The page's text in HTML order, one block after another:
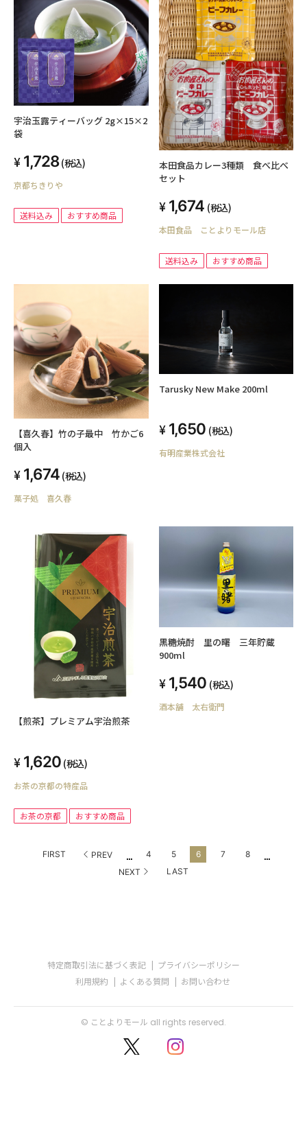
宇治玉露ティーバッグ 2g×15×2
袋
1,728 (税込)
京都ちきりや
送料込み おすすめ商品
本田食品カレー3種類 食べ比べ
セット
1,674 (税込)
本田食品 ことよりモール店
送料込み おすすめ商品
【喜久春】竹の子最中 竹かご6
個入
1,674 (税込)
菓子処 喜久春
Tarusky New Make 200ml
1,650 (税込)
有明産業株式会社
【煎茶】プレミアム宇治煎茶
1,620 (税込)
お茶の京都の特産品
お茶の京都 おすすめ商品
黒糖焼酎 里の曙 三年貯蔵
900ml
1,540 (税込)
酒本舗 太右衛門
FIRST PREV ... 4 5 6 7 8 ...
NEXT LAST
特定商取引法に基づく表記
プライバシーポリシー
利用規約
よくある質問 お問い合わせ
© ことよりモール all rights reserved.